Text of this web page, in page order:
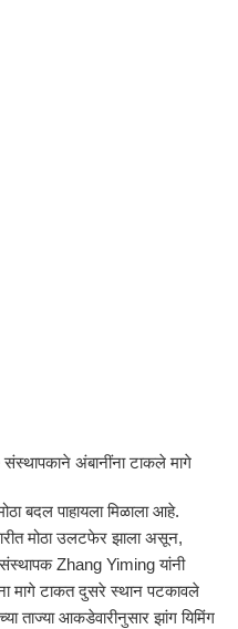
अंबानींना टाकले मागे
बदल पाहायला मिळाला आहे.
मोठा उलटफेर झाला असून,
Zhang Yimingयांनी
मागे टाकत दुसरे स्थान पटकावले
आकडेवारीनुसार झांग यिमिंग